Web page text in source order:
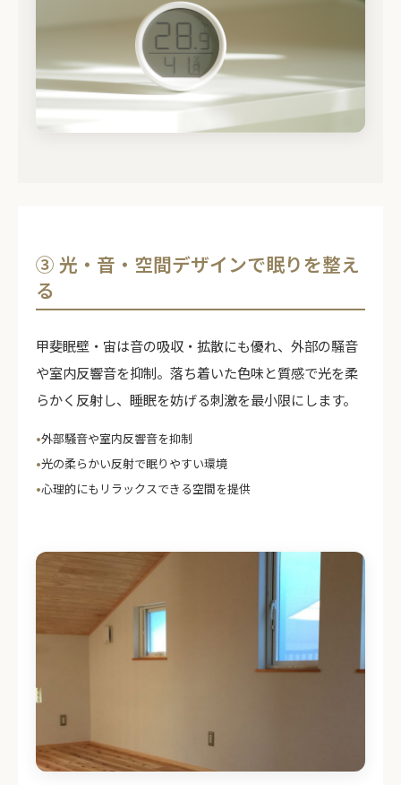
③ 光・音・空間デザインで眠りを整え
る
甲斐眠壁・宙は音の吸収・拡散にも優れ、外部の騒音
や室内反響音を抑制。落ち着いた色味と質感で光を柔
らかく反射し、睡眠を妨げる刺激を最小限にします。
外部騒音や室内反響音を抑制
光の柔らかい反射で眠りやすい環境
心理的にもリラックスできる空間を提供